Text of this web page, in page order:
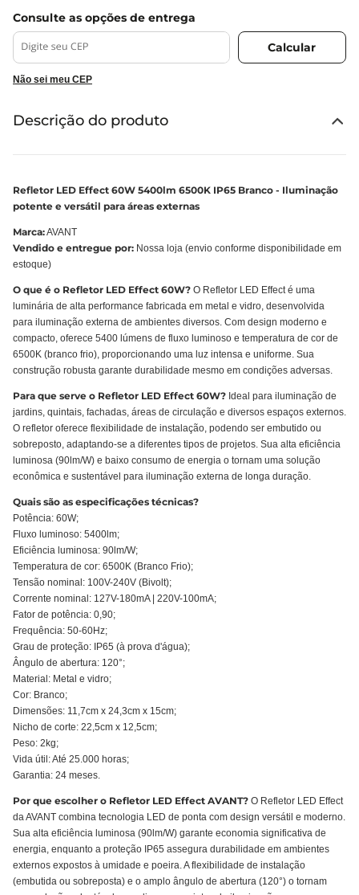
Não sei meu CEP
Descrição do produto
Refletor LED Effect 60W 5400lm 6500K IP65 Branco - Iluminação
potente e versátil para áreas externas
Marca:AVANT
Vendido e entregue por: Nossa loja (envio conforme disponibilidade em
estoque)
O que é o Refletor LED Effect 60W? O Refletor LED Effect é uma
luminária de alta performance fabricada em metal e vidro, desenvolvida
para iluminação externa de ambientes diversos. Com design moderno e
compacto, oferece 5400 lúmens de fluxo luminoso e temperatura de cor de
6500K (branco frio), proporcionando uma luz intensa e uniforme. Sua
construção robusta garante durabilidade mesmo em condições adversas.
Para que serve o Refletor LED Effect 60W? Ideal para iluminação de
jardins, quintais, fachadas, áreas de circulação e diversos espaços externos.
O refletor oferece flexibilidade de instalação, podendo ser embutido ou
sobreposto, adaptando-se a diferentes tipos de projetos. Sua alta eficiência
luminosa (90lm/W) e baixo consumo de energia o tornam uma solução
econômica e sustentável para iluminação externa de longa duração.
Quais são as especificações técnicas?
Potência: 60W;
Fluxo luminoso: 5400lm;
Eficiência luminosa: 90lm/W;
Temperatura de cor: 6500K (Branco Frio);
Tensão nominal: 100V-240V (Bivolt);
Corrente nominal: 127V-180mA | 220V-100mA;
Fator de potência: 0,90;
Frequência: 50-60Hz;
Grau de proteção: IP65 (à prova d'água);
Ângulo de abertura: 120°;
Material: Metal e vidro;
Cor: Branco;
Dimensões: 11,7cm x 24,3cm x 15cm;
Nicho de corte: 22,5cm x 12,5cm;
Peso: 2kg;
Vida útil: Até 25.000 horas;
Garantia: 24 meses.
Por que escolher o Refletor LED Effect AVANT? O Refletor LED Effect
da AVANT combina tecnologia LED de ponta com design versátil e moderno.
Sua alta eficiência luminosa (90lm/W) garante economia significativa de
energia, enquanto a proteção IP65 assegura durabilidade em ambientes
externos expostos à umidade e poeira. A flexibilidade de instalação
(embutida ou sobreposta) e o amplo ângulo de abertura (120°) o tornam